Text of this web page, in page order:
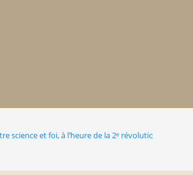
science et foi, à l’heure de la 2ᵉ révolution